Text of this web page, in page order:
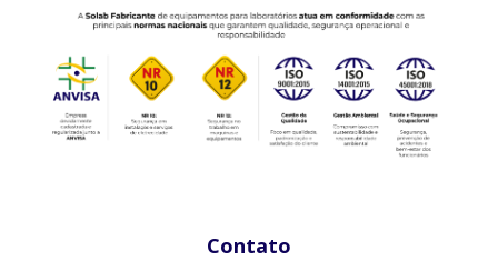
(SL-92/H)
Agitador Magnético Analógico com Aquecimento (SL-91/A)
Agitador Magnético Analógico com Aquecimento 10 Provas (SL-
91/10)
Agitador Magnético Analógico com Aquecimento 6 Provas (SL-
Contato